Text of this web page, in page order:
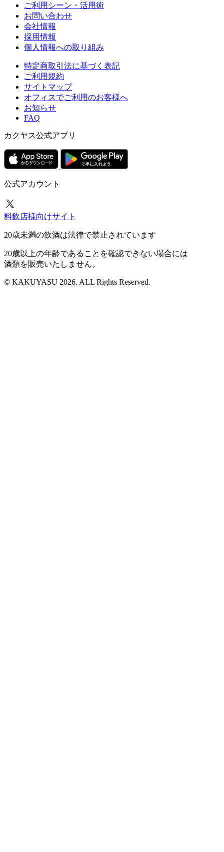
ご利用シーン・活用術
お問い合わせ
会社情報
採用情報
個人情報への取り組み
特定商取引法に基づく表記
ご利用規約
サイトマップ
オフィスでご利用のお客様へ
お知らせ
FAQ
カクヤス公式アプリ
公式アカウント
料飲店様向けサイト
20歳未満の飲酒は法律で禁止されています
20歳以上の年齢であることを確認できない場合には
酒類を販売いたしません。
© KAKUYASU 2026. ALL Rights Reserved.